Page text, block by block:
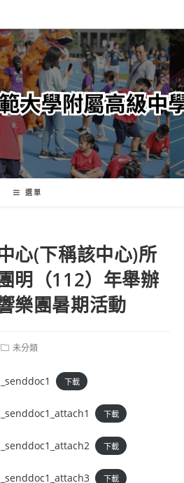
選單
心(下稱該中心)所
明（112）年舉辦
樂團暑期活動
Post未分類
下載
下載
下載
下載